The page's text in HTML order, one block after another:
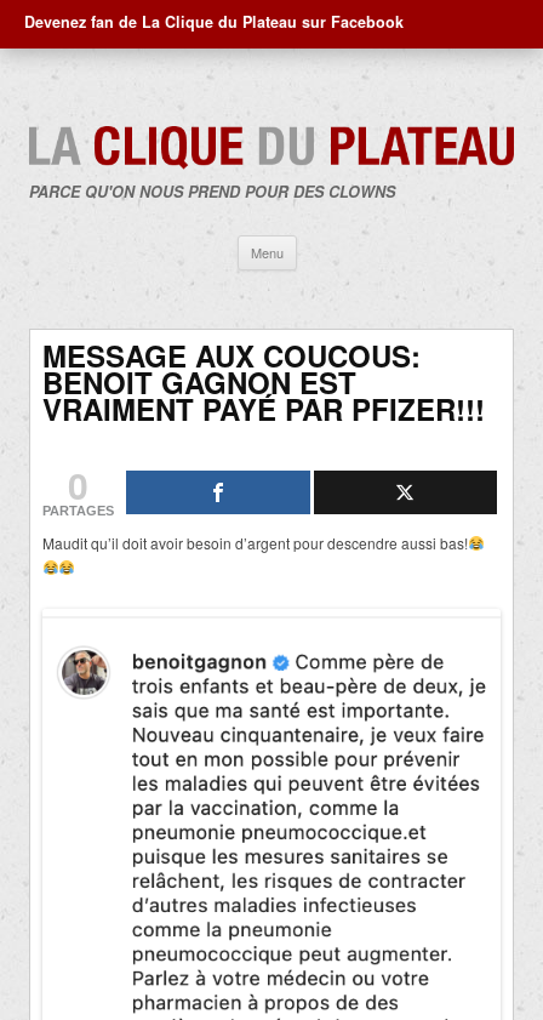
Devenez fan de La Clique du Plateau sur Facebook
PARCE QU'ON NOUS PREND POUR DES CLOWNS
Menu
contenu
MESSAGE AUX COUCOUS:
BENOIT GAGNON EST
VRAIMENT PAYÉ PAR PFIZER!!!
0
PARTAGES
Maudit qu’il doit avoir besoin d’argent pour descendre aussi bas!